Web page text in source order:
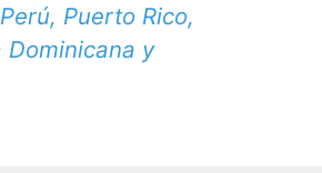
Puerto Rico,
Dominicana y